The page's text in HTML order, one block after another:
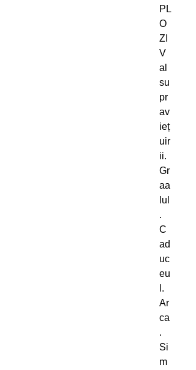
PL
O
ZI
V
al
su
pr
av
ieț
uir
ii.
Gr
aa
lul
.
C
ad
uc
eu
l.
Ar
ca
.
Si
m